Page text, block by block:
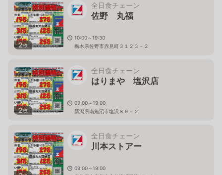
2枚
全日食チェーン
佐野 丸福
10:00～19:30
栃木県佐野市赤見町３１２３－２
2枚
全日食チェーン
はりまや 塩沢店
09:00～19:00
新潟県南魚沼市塩沢８６－２
全日食チェーン
川本ストアー
09:00～19:00